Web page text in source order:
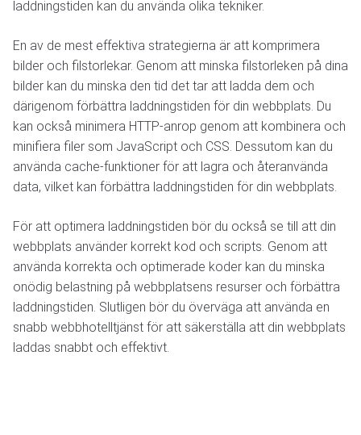
laddningstiden kan du använda olika tekniker.
En av de mest effektiva strategierna är att komprimera
bilder och filstorlekar. Genom att minska filstorleken på dina
bilder kan du minska den tid det tar att ladda dem och
därigenom förbättra laddningstiden för din webbplats. Du
kan också minimera HTTP-anrop genom att kombinera och
minifiera filer som JavaScript och CSS. Dessutom kan du
använda cache-funktioner för att lagra och återanvända
data, vilket kan förbättra laddningstiden för din webbplats.
För att optimera laddningstiden bör du också se till att din
webbplats använder korrekt kod och scripts. Genom att
använda korrekta och optimerade koder kan du minska
onödig belastning på webbplatsens resurser och förbättra
laddningstiden. Slutligen bör du överväga att använda en
snabb webbhotelltjänst för att säkerställa att din webbplats
laddas snabbt och effektivt.